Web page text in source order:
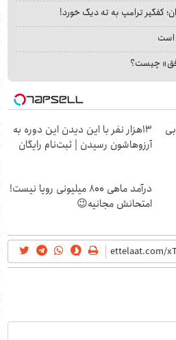
کفگیر ترامپ به ته دیگ خورد!
است
چیست؟
13هزار نفر با این دیدن این دوره به
آرزوهاشون رسیدن | ثبت‌‌نام رایگان
درآمد ماهی 800 میلیونی رویا نیست!
امتحانش مجانیه😉